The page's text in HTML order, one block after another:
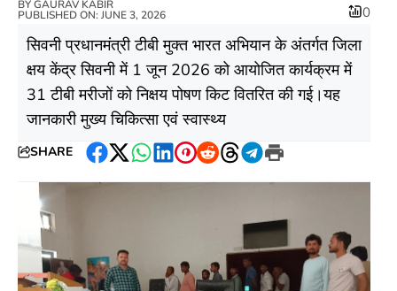
BYGAURAV KABIR
PUBLISHED ON: JUNE 3, 2026 0
सिवनी प्रधानमंत्री टीबी मुक्त भारत अभियान के अंतर्गत जिला
क्षय केंद्र सिवनी में 1 जून 2026 को आयोजित कार्यक्रम में
31 टीबी मरीजों को निक्षय पोषण किट वितरित की गई।यह
जानकारी मुख्य चिकित्सा एवं स्वास्थ्य
SHARE
Facebook
Twitter
WhatsApp
LinkedIn
Pinterest
RedditThreads
Telegram
Print